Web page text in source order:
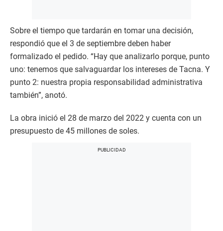
Sobre el tiempo que tardarán en tomar una decisión,
respondió que el 3 de septiembre deben haber
formalizado el pedido. “Hay que analizarlo porque, punto
uno: tenemos que salvaguardar los intereses de Tacna. Y
punto 2: nuestra propia responsabilidad administrativa
también”, anotó.
La obra inició el 28 de marzo del 2022 y cuenta con un
presupuesto de 45 millones de soles.